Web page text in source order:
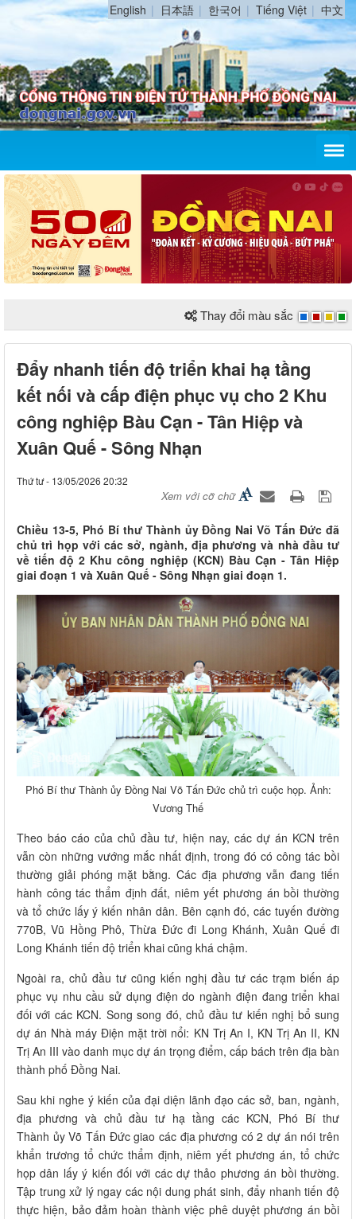
English 日本語 한국어 Tiếng Việt 中文
Thay đổi màu sắc
Đẩy nhanh tiến độ triển khai hạ tầng
kết nối và cấp điện phục vụ cho 2 Khu
công nghiệp Bàu Cạn - Tân Hiệp và
Xuân Quế - Sông Nhạn
Thứ tư - 13/05/2026 20:32
Xem với cỡ chữ
Chiều 13-5, Phó Bí thư Thành ủy Đồng Nai Võ Tấn Đức đã
chủ trì họp với các sở, ngành, địa phương và nhà đầu tư
về tiến độ 2 Khu công nghiệp (KCN) Bàu Cạn - Tân Hiệp
giai đoạn 1 và Xuân Quế - Sông Nhạn giai đoạn 1.
Phó Bí thư Thành ủy Đồng Nai Võ Tấn Đức chủ trì cuộc họp. Ảnh:
Vương Thế
Theo báo cáo của chủ đầu tư, hiện nay, các dự án KCN trên
vẫn còn những vướng mắc nhất định, trong đó có công tác bồi
thường giải phóng mặt bằng. Các địa phương vẫn đang tiến
hành công tác thẩm định đất, niêm yết phương án bồi thường
và tổ chức lấy ý kiến nhân dân. Bên cạnh đó, các tuyến đường
770B, Vũ Hồng Phô, Thừa Đức đi Long Khánh, Xuân Quế đi
Long Khánh tiến độ triển khai cũng khá chậm.
Ngoài ra, chủ đầu tư cũng kiến nghị đầu tư các trạm biến áp
phục vụ nhu cầu sử dụng điện do ngành điện đang triển khai
đối với các KCN. Song song đó, chủ đầu tư kiến nghị bổ sung
dự án Nhà máy Điện mặt trời nổi: KN Trị An I, KN Trị An II, KN
Trị An III vào danh mục dự án trọng điểm, cấp bách trên địa bàn
thành phố Đồng Nai.
Sau khi nghe ý kiến của đại diện lãnh đạo các sở, ban, ngành,
địa phương và chủ đầu tư hạ tầng các KCN, Phó Bí thư
Thành ủy Võ Tấn Đức giao các địa phương có 2 dự án nói trên
khẩn trương tổ chức thẩm định, niêm yết phương án, tổ chức
họp dân lấy ý kiến đối với các dự thảo phương án bồi thường.
Tập trung xử lý ngay các nội dung phát sinh, đẩy nhanh tiến độ
thực hiện, bảo đảm hoàn thành việc phê duyệt phương án bồi